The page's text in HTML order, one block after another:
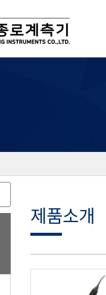
제품소개